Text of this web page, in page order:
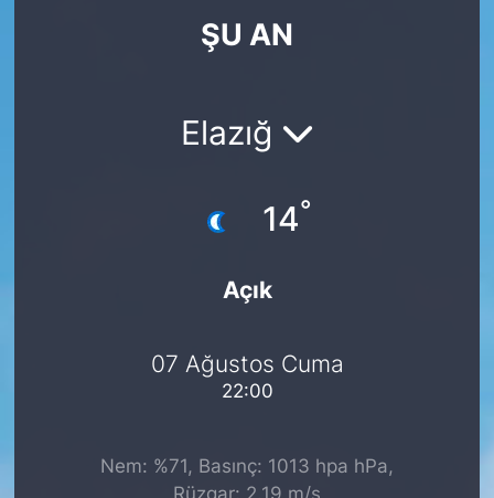
ŞU AN
Elazığ
14°
Açık
07 Ağustos Cuma
22:00
Nem: %71, Basınç: 1013 hpa hPa,
Rüzgar: 2.19 m/s
KÖŞE YAZILARI
SARIYER HABERLERİ